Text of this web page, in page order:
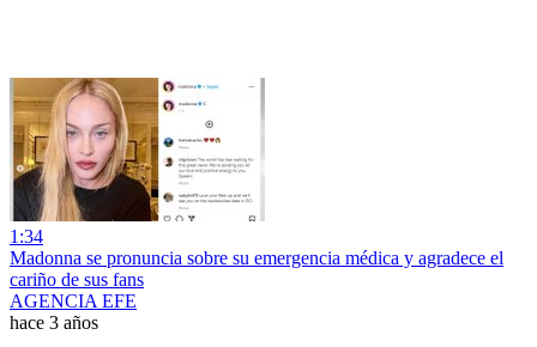
1:34
Madonna se pronuncia sobre su emergencia médica y agradece el
cariño de sus fans
AGENCIA EFE
hace 3 años